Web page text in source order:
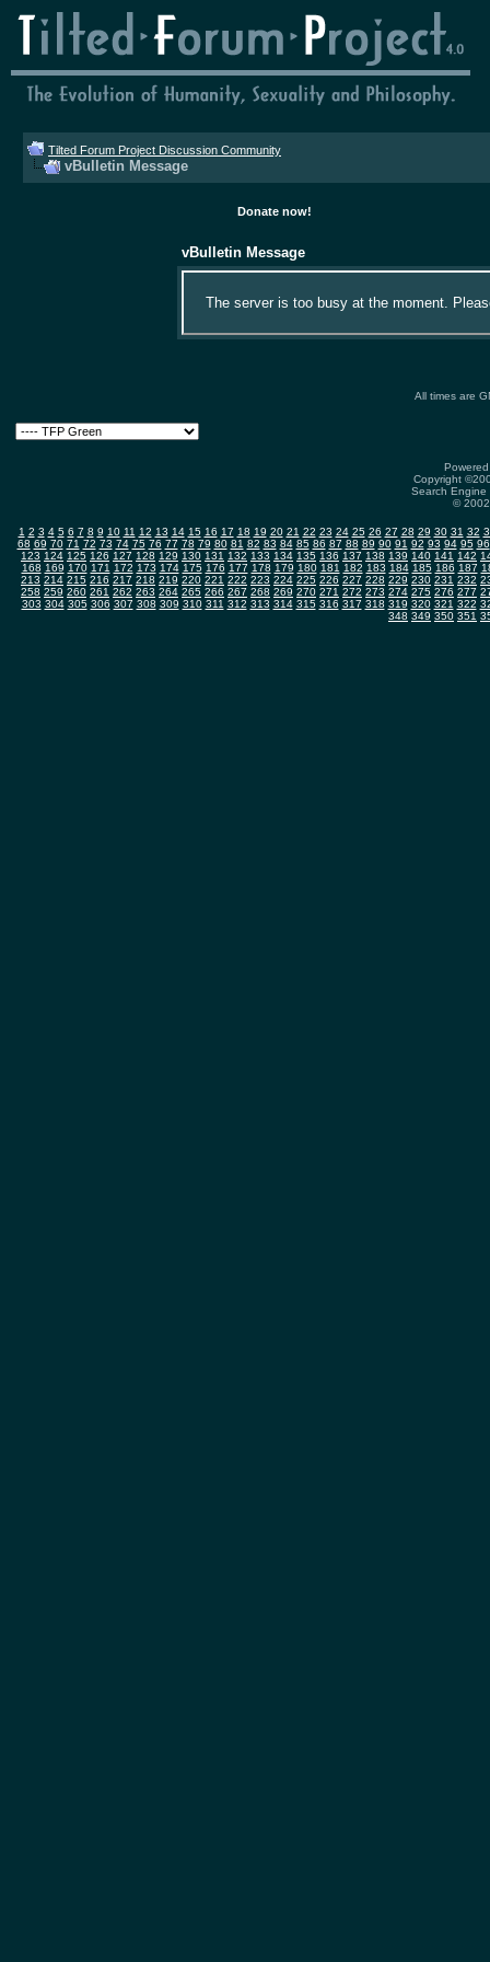
Tilted Forum Project Discussion Community
vBulletin Message
Donate now!
vBulletin Message
The server is too busy at the moment.
All times are
Copyright
Search
©
1 2 3 4 5 6 7 8 9 10 11 12 13 14 15 16 17 18 19 20 21 22 23 24 25 26 27 28 29 30 31 32
68 69 70 71 72 73 74 75 76 77 78 79 80 81 82 83 84 85 86 87 88 89 90 91 92 93 94 95 96
123 124 125 126 127 128 129 130 131 132 133 134 135 136 137 138 139 140 141 142
168 169 170 171 172 173 174 175 176 177 178 179 180 181 182 183 184 185 186 187
213 214 215 216 217 218 219 220 221 222 223 224 225 226 227 228 229 230 231 232
258 259 260 261 262 263 264 265 266 267 268 269 270 271 272 273 274 275 276 277
303 304 305 306 307 308 309 310 311 312 313 314 315 316 317 318 319 320 321 322
348 349 350 351